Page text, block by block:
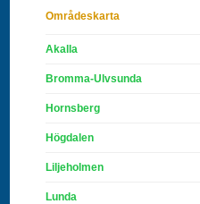
Områdeskarta
Akalla
Bromma-Ulvsunda
Hornsberg
Högdalen
Liljeholmen
Lunda